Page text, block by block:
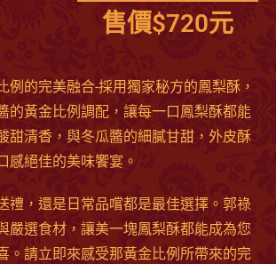
售價$720元
例的完美融合-採用獨家秘方的鳳梨酥，
的黃金比例調配，讓每一口鳳梨酥都能
甜清香，與冬瓜醬的細膩甘甜，外皮酥
感絕佳的美味饗宴。
禮，還是日常品嚐都是最佳選擇。郭祿
嚴選食材，讓美一塊鳳梨酥都能成為您
。請立即來感受那黃金比例所帶來的完